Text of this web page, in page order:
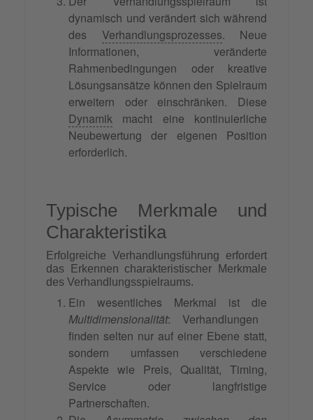
dynamisch und verändert sich während
des Verhandlungsprozesses. Neue
Informationen, veränderte
Rahmenbedingungen oder kreative
Lösungsansätze können den Spielraum
erweitern oder einschränken. Diese
Dynamik macht eine kontinuierliche
Neubewertung der eigenen Position
erforderlich.
Typische Merkmale und
Charakteristika
Erfolgreiche Verhandlungsführung erfordert
das Erkennen charakteristischer Merkmale
des Verhandlungsspielraums.
Ein wesentliches Merkmal ist die
Multidimensionalität: Verhandlungen
finden selten nur auf einer Ebene statt,
sondern umfassen verschiedene
Aspekte wie Preis, Qualität, Timing,
Service oder langfristige
Partnerschaften.